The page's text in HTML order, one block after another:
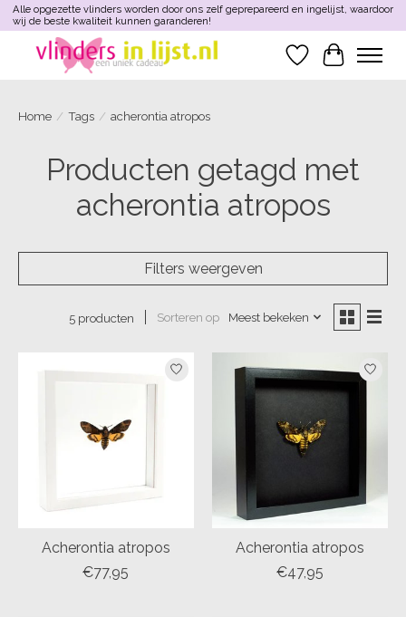
Alle opgezette vlinders worden door ons zelf geprepareerd en ingelijst, waardoor
wij de beste kwaliteit kunnen garanderen!
Verlanglijst
Home / Tags / acherontia atropos
Producten getagd met
acherontia atropos
Filters weergeven
5 producten Sorteren op Meest bekeken
Acherontia atropos
€77,95
Acherontia atropos
€47,95